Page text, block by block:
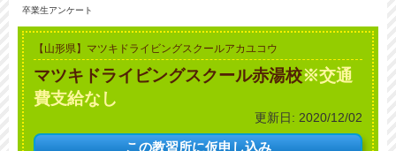
卒業生アンケート
【山形県】マツキドライビングスクールアカユコウ
マツキドライビングスクール赤湯校※交通
費支給なし
更新日: 2020/12/02
この教習所に仮申し込み